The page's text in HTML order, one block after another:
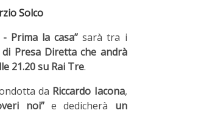
Solco
Prima la casa” sarà tra i
Presa Diretta che andrà
21.20 su Rai Tre.
da Riccardo Iacona,
noi”e dedicherà un